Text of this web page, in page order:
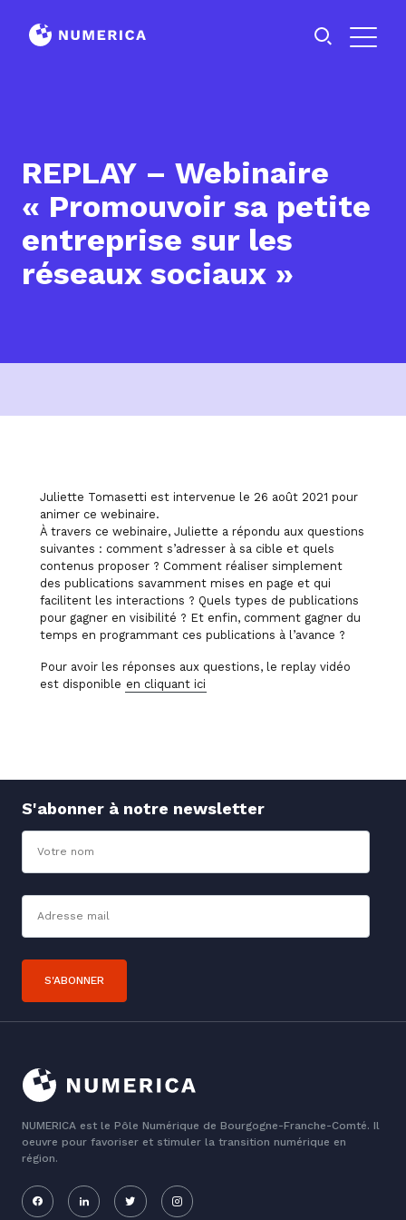
REPLAY – Webinaire
« Promouvoir sa petite
entreprise sur les
réseaux sociaux »
Juliette Tomasetti est intervenue le 26 août 2021 pour
animer ce webinaire.
À travers ce webinaire, Juliette a répondu aux questions
suivantes : comment s’adresser à sa cible et quels
contenus proposer ? Comment réaliser simplement
des publications savamment mises en page et qui
facilitent les interactions ? Quels types de publications
pour gagner en visibilité ? Et enfin, comment gagner du
temps en programmant ces publications à l’avance ?
Pour avoir les réponses aux questions, le replay vidéo
est disponible en cliquant ici
S'abonner à notre newsletter
S'ABONNER
NUMERICA est le Pôle Numérique de Bourgogne-Franche-Comté. Il
oeuvre pour favoriser et stimuler la transition numérique en
région.